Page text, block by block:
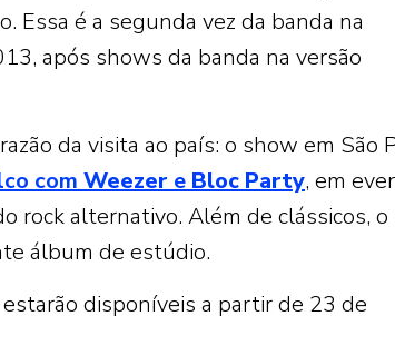
Essa é a segunda vez da banda na
após shows da banda na versão
da visita ao país: o show em São
com Weezer e Bloc Party, em
rock alternativo. Além de clássicos, o
álbum de estúdio.
disponíveis a partir de 23 de